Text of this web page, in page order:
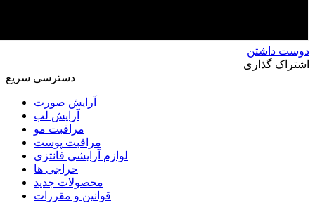
دوست داشتن
اشتراک گذاری
دسترسی سریع
آرایش صورت
آرایش لب
مراقبت مو
مراقبت پوست
لوازم آرایشی فانتزی
حراجی ها
محصولات جدید
قوانین و مقررات